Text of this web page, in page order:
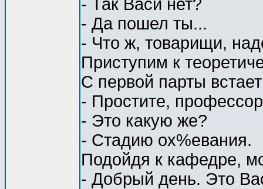
- Так Васи нет?
- Да пошел ты...
- Что ж, товарищи,
Приступим к
С первой парты
- Простите,
- Это какую же?
- Стадию ох%евания.
Подойдя к кафедре,
- Добрый день. Это